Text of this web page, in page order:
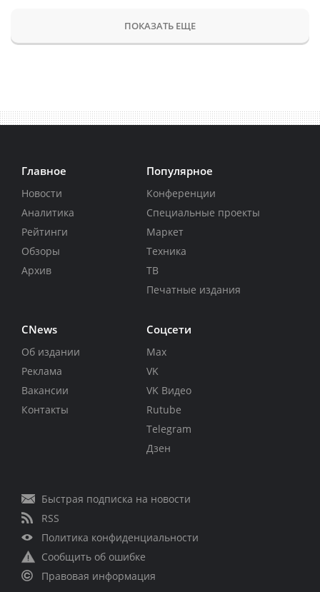
ПОКАЗАТЬ ЕЩЕ
Главное
Новости
Аналитика
Рейтинги
Обзоры
Архив
Популярное
Конференции
Специальные проекты
Маркет
Техника
ТВ
Печатные издания
CNews
Об издании
Реклама
Вакансии
Контакты
Соцсети
Max
VK
VK Видео
Rutube
Telegram
Дзен
Быстрая подписка на новости
RSS
Политика конфиденциальности
Сообщить об ошибке
Правовая информация